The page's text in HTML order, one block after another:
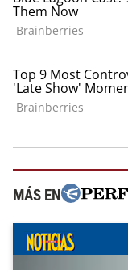
MÁS EN